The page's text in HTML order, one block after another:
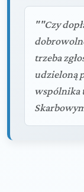
""Czy
trzeba
udzieloną
wspólnika